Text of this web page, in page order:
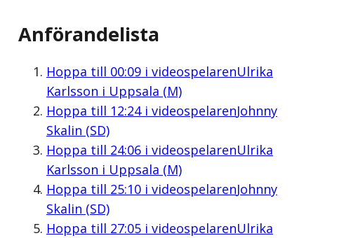
Anförandelista
Hoppa till 00:09i videospelarenUlrika
Karlsson i Uppsala (M)
Hoppa till 12:24i videospelarenJohnny
Skalin (SD)
Hoppa till 24:06i videospelarenUlrika
Karlsson i Uppsala (M)
Hoppa till 25:10i videospelarenJohnny
Skalin (SD)
Hoppa till 27:05i videospelarenUlrika